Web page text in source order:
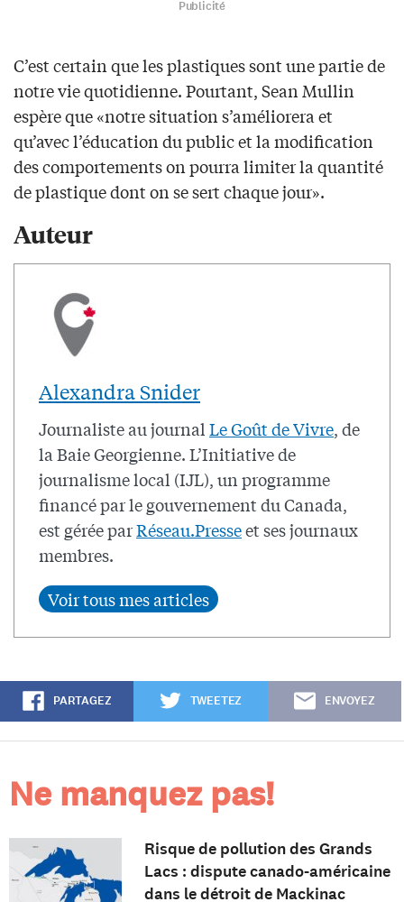
Publicité
C’est certain que les plastiques sont une partie de
notre vie quotidienne. Pourtant, Sean Mullin
espère que «notre situation s’améliorera et
qu’avec l’éducation du public et la modification
des comportements on pourra limiter la quantité
de plastique dont on se sert chaque jour».
Auteur
Alexandra Snider
Journaliste au journal Le Goût de Vivre, de
la Baie Georgienne. L’Initiative de
journalisme local (IJL), un programme
financé par le gouvernement du Canada,
est gérée parRéseau.Presseet ses journaux
membres.
PARTAGEZ TWEETEZ ENVOYEZ
Ne manquez pas!
Risque de pollution des Grands
Lacs : dispute canado-américaine
dans le détroit de Mackinac